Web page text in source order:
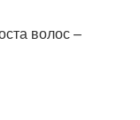
волос –